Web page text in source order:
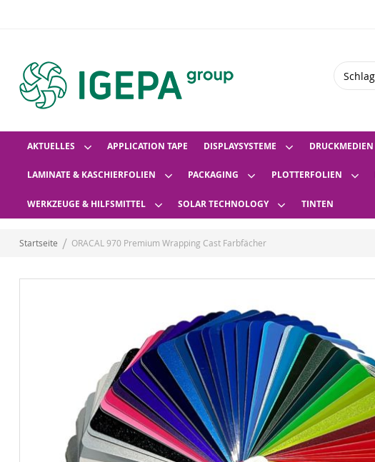
AKTUELLES APPLICATION TAPE DISPLAYSYSTEME DRUCKMEDIEN
LAMINATE & KASCHIERFOLIEN PACKAGING PLOTTERFOLIEN
WERKZEUGE & HILFSMITTEL SOLAR TECHNOLOGY TINTEN
Startseite ORACAL 970 Premium Wrapping Cast Farbfächer